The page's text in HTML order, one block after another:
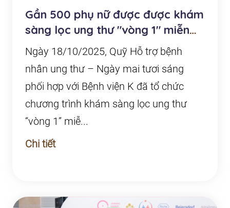
Gần 500 phụ nữ được được khám
sàng lọc ung thư "vòng 1" miễn
phí tại Bệnh v...
Ngày 18/10/2025, Quỹ Hỗ trợ bệnh
nhân ung thư – Ngày mai tươi sáng
phối hợp với Bệnh viện K đã tổ chức
chương trình khám sàng lọc ung thư
“vòng 1” miễ...
Chi tiết